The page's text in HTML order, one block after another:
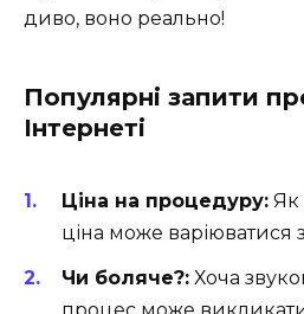
диво, воно реально!
Популярні запити
Інтернеті
Ціна на процедуру: Як
ціна може варіюватися
Чи боляче?: Хоча